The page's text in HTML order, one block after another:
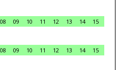
08 09 10 11 12 13 14
15
08 09 10 11 12 13 14
15